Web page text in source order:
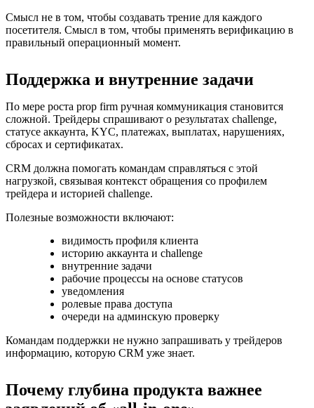
Смысл не в том, чтобы создавать трение для каждого
посетителя. Смысл в том, чтобы применять верификацию в
правильный операционный момент.
Поддержка и внутренние задачи
По мере роста prop firm ручная коммуникация становится
сложной. Трейдеры спрашивают о результатах challenge,
статусе аккаунта, KYC, платежах, выплатах, нарушениях,
сбросах и сертификатах.
CRM должна помогать командам справляться с этой
нагрузкой, связывая контекст обращения со профилем
трейдера и историей challenge.
Полезные возможности включают:
видимость профиля клиента
историю аккаунта и challenge
внутренние задачи
рабочие процессы на основе статусов
уведомления
ролевые права доступа
очереди на админскую проверку
Командам поддержки не нужно запрашивать у трейдеров
информацию, которую CRM уже знает.
Почему глубина продукта важнее